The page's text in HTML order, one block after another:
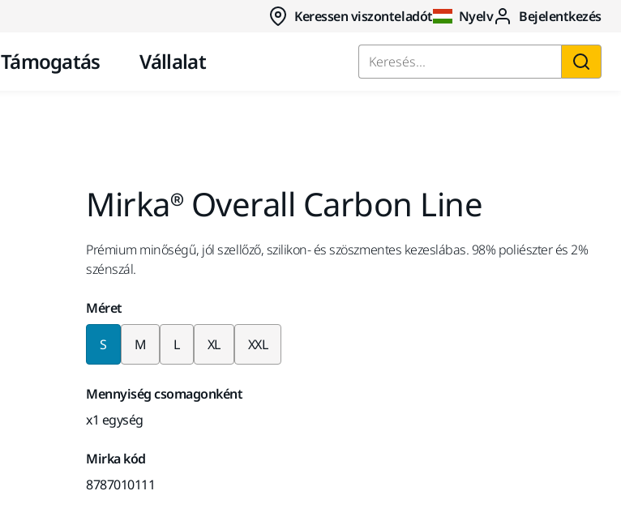
Keressen viszonteladót Nyelv Bejelentkezés
Támogatás Vállalat Keresés...
Mirka® Overall Carbon Line
Prémium minőségű, jól szellőző, szilikon- és szöszmentes kezeslábas. 98% poliészter és 2%
szénszál.
Méret
S M L XL XXL
Mennyiség csomagonként
x1 egység
Mirka kód
8787010111